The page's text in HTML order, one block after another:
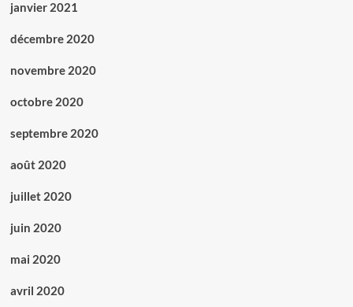
janvier 2021
décembre 2020
novembre 2020
octobre 2020
septembre 2020
août 2020
juillet 2020
juin 2020
mai 2020
avril 2020